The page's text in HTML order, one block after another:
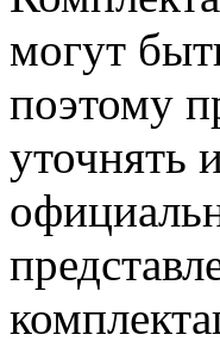
могут
поэтому
уточнять